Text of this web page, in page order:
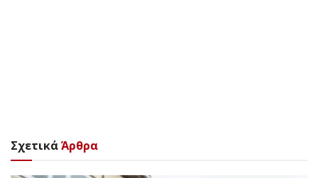
ΣχετικάΆρθρα